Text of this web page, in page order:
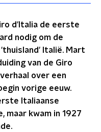
d'Italia de eerste
nodig om de
Italië. Mart
van de Giro
over een
vorige eeuw.
Italiaanse
maar kwam in 1927